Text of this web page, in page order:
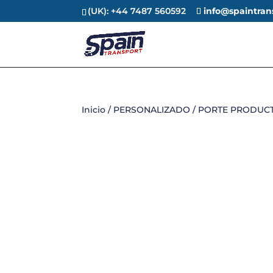
(UK): +44 7487 560592
Inicio / PERSONALIZADO / PORTE